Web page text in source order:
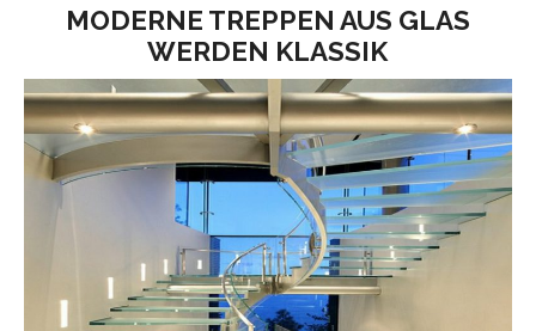
MODERNE TREPPEN AUS GLAS
WERDEN KLASSIK